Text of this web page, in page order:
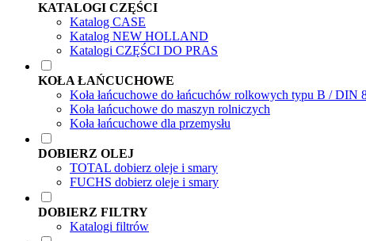
KATALOGI CZĘŚCI
Katalog CASE
Katalog NEW HOLLAND
Katalogi CZĘŚCI DO PRAS
KOŁA ŁAŃCUCHOWE
Koła łańcuchowe do łańcuchów rolkowych typu B /
Koła łańcuchowe do maszyn rolniczych
Koła łańcuchowe dla przemysłu
DOBIERZ OLEJ
TOTAL dobierz oleje i smary
FUCHS dobierz oleje i smary
DOBIERZ FILTRY
Katalogi filtrów